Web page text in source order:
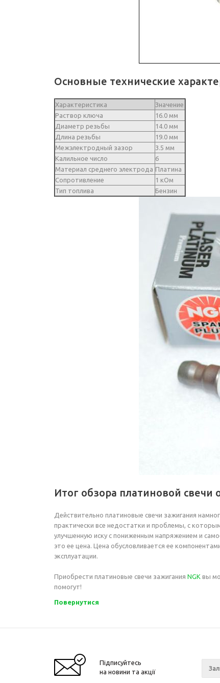
Основные технические
Характеристика
Значение
Раствор ключа
16.0 мм
Диаметр резьбы
14.0 мм
Длина резьбы
19.0 мм
Межэлектродный зазор
3.5 мм
Калильное число
6
Материал среднего электрода Платина
Сопротивление
1 кОм
Тип топлива
Бензин
Итог обзора платиновой свечи
Действительно платиновые свечи зажигания
практически все недостатки и проблемы, с
улучшенную иску с пониженным напряжением и
это ее цена. Цена обусловливается ее
эксплуатации.
Приобрести платиновые свечи зажигания NGK вы
помогут!
Повернутися
Підписуйтесь
на новини та акції